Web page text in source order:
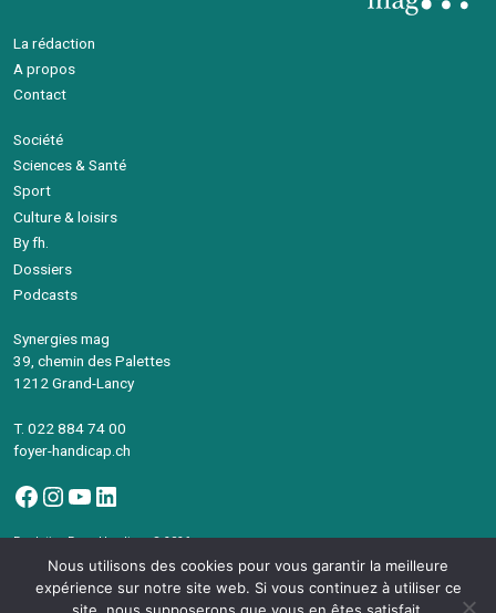
La rédaction
A propos
Contact
Société
Sciences & Santé
Sport
Culture & loisirs
By fh.
Dossiers
Podcasts
Synergies mag
39, chemin des Palettes
1212 Grand-Lancy
T. 022 884 74 00
foyer-handicap.ch
Facebook
Instagram
YouTube
LinkedIn
Fondation Foyer-Handicap © 2026
Avec le soutien de la République et canton de Genève
©Synergies Mag – Intégrationdevsector.ch
Nous utilisons des cookies pour vous garantir la meilleure
expérience sur notre site web. Si vous continuez à utiliser ce